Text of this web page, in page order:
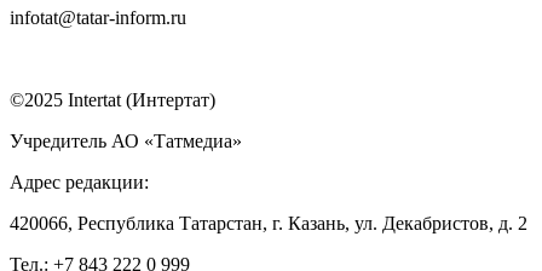
infotat@tatar-inform.ru
©2025 Intertat (Интертат)
Учредитель АО «Татмедиа»
Адрес редакции:
420066, Республика Татарстан, г. Казань, ул. Декабристов, д. 2
Тел.: +7 843 222 0 999